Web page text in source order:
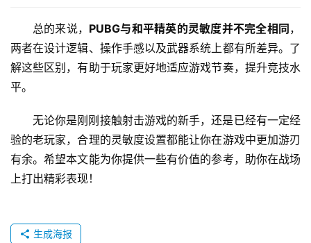
总的来说， PUBG与和平精英的灵敏度并不完全相同，
两者在设计逻辑、操作手感以及武器系统上都有所差异。了
解这些区别，有助于玩家更好地适应游戏节奏，提升竞技水
平。
无论你是刚刚接触射击游戏的新手，还是已经有一定经
验的老玩家，合理的灵敏度设置都能让你在游戏中更加游刃
有余。希望本文能为你提供一些有价值的参考，助你在战场
上打出精彩表现！
生成海报